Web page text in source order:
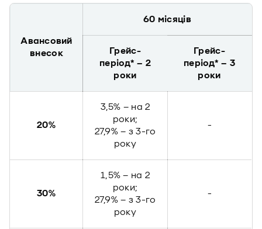
Авансовий
внесок
60 місяців
Грейс-
період* – 2
роки
Грейс-
період* – 3
роки
20%
3,5% – на 2
роки;
27,9% – з 3-го
року
-
30%
1,5% – на 2
роки;
27,9% – з 3-го
року
-